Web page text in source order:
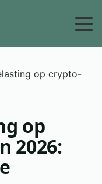
op crypto-
op
2026: